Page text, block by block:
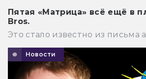
Пятая «Матрица» всё ещё в
Bros.
Это стало известно из письма
Новости